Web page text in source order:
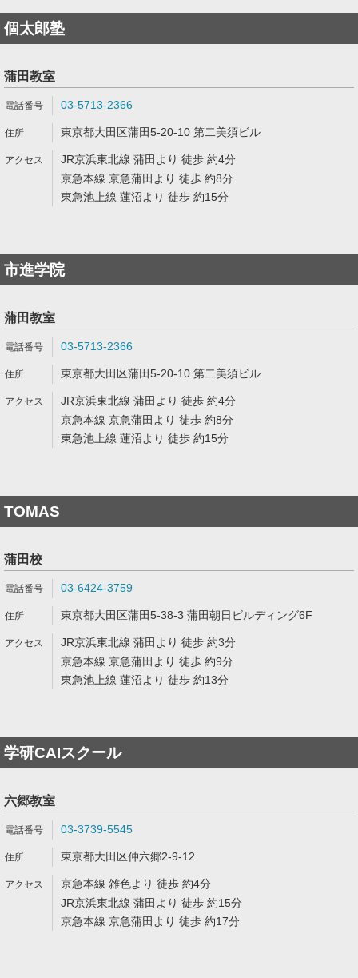
個太郎塾
蒲田教室
03-5713-2366
東京都大田区蒲田5-20-10 第二美須ビル
JR京浜東北線 蒲田より 徒歩 約4分
京急本線 京急蒲田より 徒歩 約8分
東急池上線 蓮沼より 徒歩 約15分
市進学院
蒲田教室
03-5713-2366
東京都大田区蒲田5-20-10 第二美須ビル
JR京浜東北線 蒲田より 徒歩 約4分
京急本線 京急蒲田より 徒歩 約8分
東急池上線 蓮沼より 徒歩 約15分
TOMAS
蒲田校
03-6424-3759
東京都大田区蒲田5-38-3 蒲田朝日ビルディング6F
JR京浜東北線 蒲田より 徒歩 約3分
京急本線 京急蒲田より 徒歩 約9分
東急池上線 蓮沼より 徒歩 約13分
学研CAIスクール
六郷教室
03-3739-5545
東京都大田区仲六郷2-9-12
京急本線 雑色より 徒歩 約4分
JR京浜東北線 蒲田より 徒歩 約15分
京急本線 京急蒲田より 徒歩 約17分